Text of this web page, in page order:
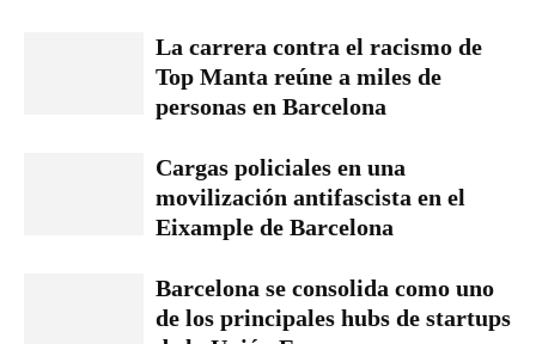
La carrera contra el racismo de
Top Manta reúne a miles de
personas en Barcelona
Cargas policiales en una
movilización antifascista en el
Eixample de Barcelona
Barcelona se consolida como uno
de los principales hubs de startups